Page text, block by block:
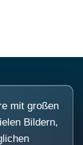
mit großen
Bildern,